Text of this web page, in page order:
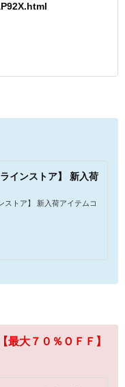
インストア】 新入荷
ストア】 新入荷アイテムコ
最大７０％ＯＦＦ】